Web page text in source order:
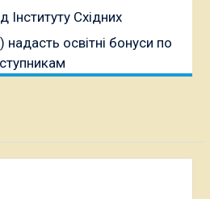
Інституту Східних
освітні бонуси по